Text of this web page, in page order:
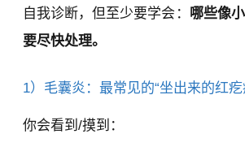
自我诊断，但至少要学会： 哪些像
要尽快处理。
1）毛囊炎：最常见的“坐出来的红疙
你会看到/摸到：